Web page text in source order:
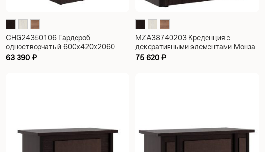
CHG24350106 Гардероб
одностворчатый 600x420x2060
63 390 ₽
MZA38740203 Креденция с
декоративными элементами Монза
1000x420x700
75 620₽